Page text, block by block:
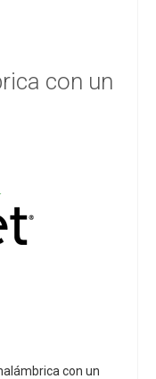
con un
con un